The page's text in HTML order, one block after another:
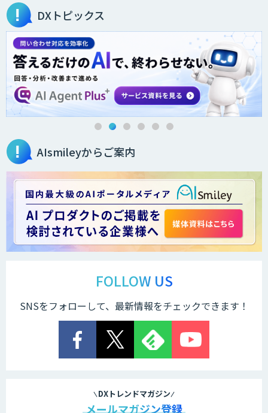
AI Worker
IBT BizTAPAI
法人向け生成AIチャットサービス「ナレ
画面共有も資料も話者ごとにAIがまるご
と議事録化『スマレコ』
サテライトAI
DXトピックス
AIsmileyからご案内
FOLLOW US
SNSをフォローして、最新情報をチェックできます！
DXトレンドマガジン
メールマガジン登録